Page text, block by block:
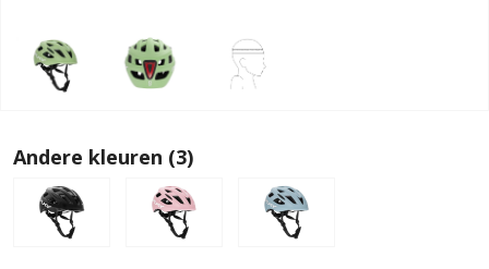
Andere kleuren (3)